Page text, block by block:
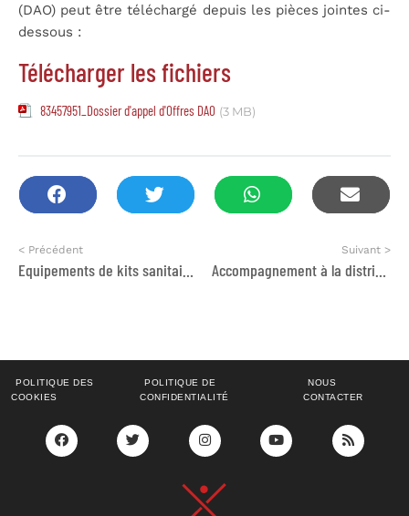
(DAO) peut être téléchargé depuis les pièces jointes ci-
dessous :
Télécharger les fichiers
83457951_Dossier d'appel d'Offres DAO (3 MB)
< Précédent Suivant >
POLITIQUE DES
COOKIES
POLITIQUE DE
CONFIDENTIALITÉ
NOUS
CONTACTER